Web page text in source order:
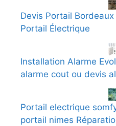
Devis Portail
Portail Électrique
Installation Alarme
alarme cout ou devis
Portail electrique
portail nimes